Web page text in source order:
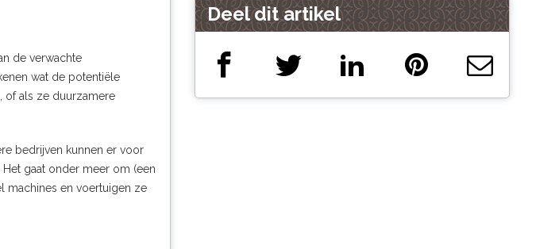
de verwachte
wat de potentiële
of als ze duurzamere
bedrijven kunnen er voor
gaat onder meer om (een
machines en voertuigen ze
Deel dit artikel